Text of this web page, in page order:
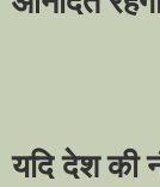
यदि देश की